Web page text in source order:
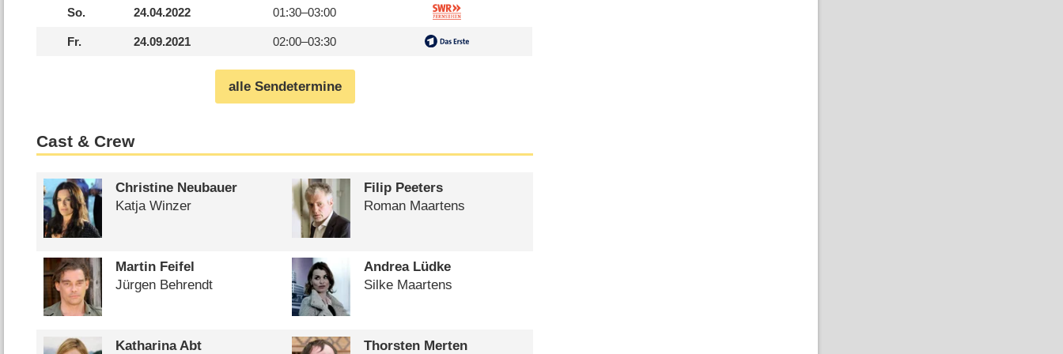
So. 24.04.2022 01:30–03:00
Fr. 24.09.2021 02:00–03:30
alle Sendetermine
Cast & Crew
Christine Neubauer
Katja Winzer
Filip Peeters
Roman Maartens
Martin Feifel
Jürgen Behrendt
Andrea Lüdke
Silke Maartens
Katharina Abt Thorsten Merten